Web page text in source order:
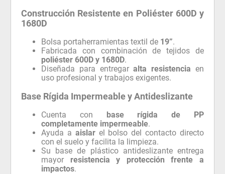
Construcción Resistente en Poliéster 600D y
1680D
Bolsa portaherramientas textil de 19”.
Fabricada con combinación de tejidos de
poliéster 600D y 1680D.
Diseñada para entregaralta resistencia en
uso profesional y trabajos exigentes.
Base Rígida Impermeable y Antideslizante
Cuenta con base rígida de PP
completamente impermeable.
Ayuda a aislarel bolso del contacto directo
con el suelo y facilita la limpieza.
Su base de plástico antideslizante entrega
mayor resistencia y protección frente a
impactos.